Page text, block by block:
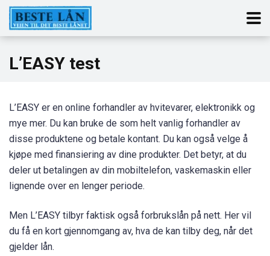
L’EASY test
L’EASY er en online forhandler av hvitevarer, elektronikk og
mye mer. Du kan bruke de som helt vanlig forhandler av
disse produktene og betale kontant. Du kan også velge å
kjøpe med finansiering av dine produkter. Det betyr, at du
deler ut betalingen av din mobiltelefon, vaskemaskin eller
lignende over en lenger periode.
Men L’EASY tilbyr faktisk også forbrukslån på nett. Her vil
du få en kort gjennomgang av, hva de kan tilby deg, når det
gjelder lån.